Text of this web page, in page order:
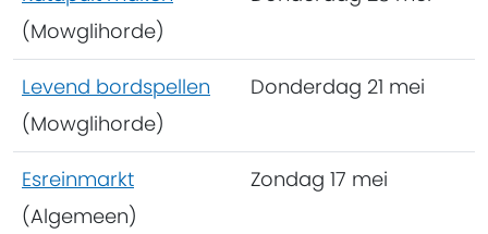
(Mowglihorde)
Levend bordspellen
(Mowglihorde)
Donderdag 21 mei
Esreinmarkt
(Algemeen)
Zondag 17 mei